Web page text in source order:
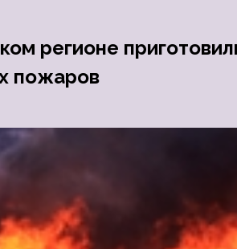
регионе
пожаров